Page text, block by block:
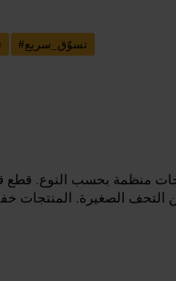
#تسوّق_سريع
منظمة بحسب النوع. قطع
التحف الصغيرة. المنتجات